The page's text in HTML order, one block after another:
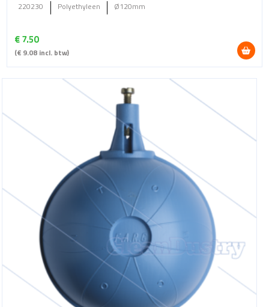
€7.50
(€ 9.08incl. btw)
220230 Polyethyleen Ø120mm